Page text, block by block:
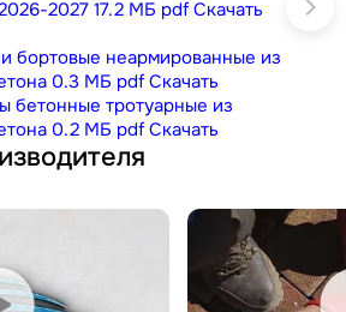
2027 17.2 МБ pdf Скачать
бортовые неармированные из
0.3 МБ pdf Скачать
бетонные тротуарные из
0.2 МБ pdf Скачать